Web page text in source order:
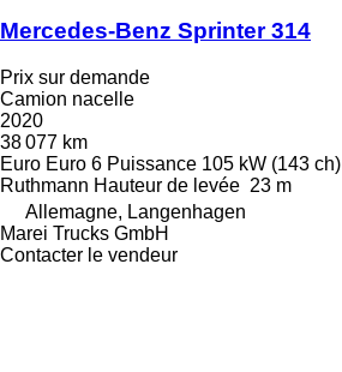
Mercedes-Benz Sprinter 314
Prix sur demande
Camion nacelle
2020
38 077 km
Euro Euro 6 Puissance 105 kW (143 ch)
Ruthmann Hauteur de levée 23 m
Allemagne, Langenhagen
Marei Trucks GmbH
Contacter le vendeur